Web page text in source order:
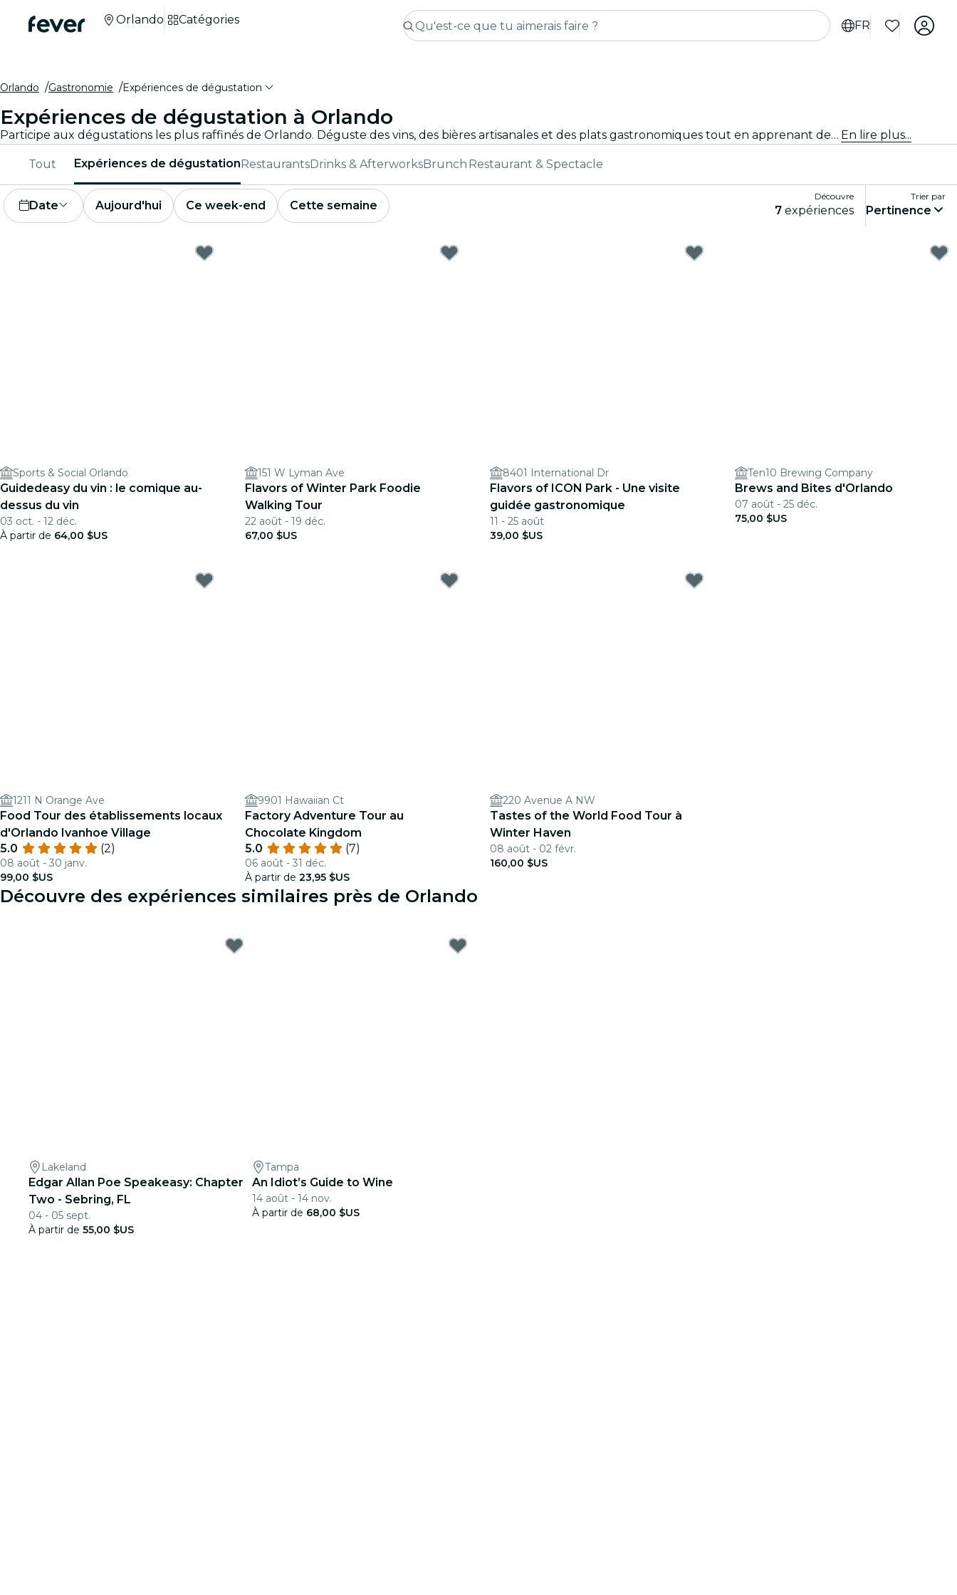
FR
Orlando Catégories
Orlando Gastronomie Expériences de dégustation
Expériences de dégustation à Orlando
Participe aux dégustations les plus raffinés de Orlando. Déguste des vins, des bières artisanales et des plats gastronomiques tout en apprenant des experts. En lire plus...
Tout Expériences de dégustationRestaurantsDrinks & AfterworksBrunch Restaurant & Spectacle
Date Aujourd'hui Ce week-end Cette semaine
Découvre
7 expériences
Trier par
Pertinence
Sports & Social Orlando
Guidedeasy du vin : le comique au-
dessus du vin
03 oct. - 12 déc.
À partir de 64,00 $US
151 W Lyman Ave
Flavors of Winter Park Foodie
Walking Tour
22 août - 19 déc.
67,00 $US
8401 International Dr
Flavors of ICON Park - Une visite
guidée gastronomique
11 - 25 août
39,00 $US
Ten10 Brewing Company
Brews and Bites d'Orlando
07 août - 25 déc.
75,00 $US
1211 N Orange Ave
Food Tour des établissements locaux
d'Orlando Ivanhoe Village
5.0
(2)
08 août - 30 janv.
99,00 $US
9901 Hawaiian Ct
Factory Adventure Tour au
Chocolate Kingdom
5.0
(7)
06 août - 31 déc.
À partir de 23,95 $US
220 Avenue A NW
Tastes of the World Food Tour à
Winter Haven
08 août - 02 févr.
160,00 $US
Découvre des expériences similaires près de Orlando
Lakeland
Edgar Allan Poe Speakeasy: Chapter
Two - Sebring, FL
04 - 05 sept.
À partir de 55,00 $US
Tampa
An Idiot’s Guide to Wine
14 août - 14 nov.
À partir de 68,00 $US